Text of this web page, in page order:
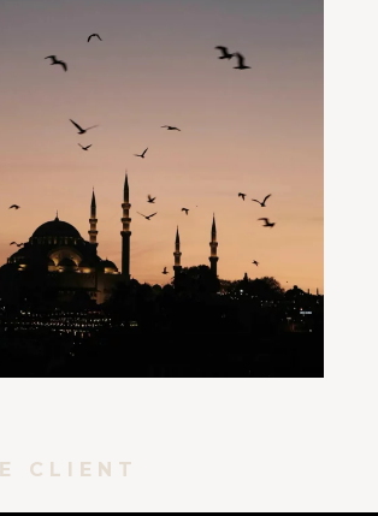
CLIENT